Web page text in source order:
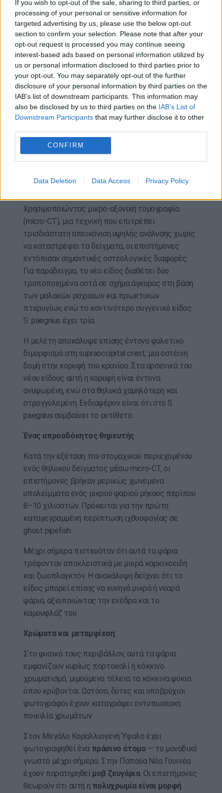
If you wish to opt-out of the sale, sharing to third parties, or
processing of your personal or sensitive information for
targeted advertising by us, please use the below opt-out
section to confirm your selection. Please note that after your
opt-out request is processed you may continue seeing
interest-based ads based on personal information utilized by
us or personal information disclosed to third parties prior to
your opt-out. You may separately opt-out of the further
disclosure of your personal information by third parties on the
IAB’s list of downstream participants. This information may
also be disclosed by us to third parties on the IAB’s List of
Downstream Participants that may further disclose it to other
CONFIRM
Data Deletion Data Access Privacy Policy
παρουσία άφθονων επιμηκυμένων νηματοειδών
προεκτάσεων του δέρματος, που του δίνουν μια
ιδιαίτερα «τριχωτή» όψη, ειδικά στο ρύγχος, τις
γνάθους, το κεφάλι και τις άκρες των πτερυγίων.
Αυτή η «γούνα» δεν είναι πραγματική τρίχα,
αλλά δερματικές προεκτάσειςπου βοηθούν το
ψάρι να αναμειγνύεται με τα νηματοειδή κόκκινα
φύκια όπου ζει.
Το σώμα του είναι συμπαγές και αρκετά ψηλό στο
μπροστινό μέρος, ενώ στενεύει προς την ουρά. Τα
δείγματα που μελετήθηκαν είχαν συνολικά 36
σπονδύλους — περισσότερους από κάθε άλλο
Χρησιμοποιώντας μικρο-αξονική τομογραφία
(micro-CT), μια τεχνική που επιτρέπει
τρισδιάστατη απεικόνιση υψηλής ανάλυσης χωρίς
να καταστρέφει τα δείγματα, οι επιστήμονες
εντόπισαν σημαντικές οστεολογικές διαφορές.
Για παράδειγμα, το νέο είδος διαθέτει δύο
τροποποιημένα οστά σε σχήμα άγκυρας στη βάση
των μαλακών ραχιαίων και πρωκτικών
πτερυγίων, ενώ το κοντινότερο συγγενικό είδος
S. paegnius έχει τρία.
Η μελέτη αποκάλυψε επίσης έντονο φυλετικό
διμορφισμό στη supraoccipital crest, μια οστέινη
δομή στην κορυφή του κρανίου. Στα αρσενικά του
νέου είδους αυτή η κορυφή είναι έντονα
ανυψωμένη, ενώ στα θηλυκά χαμηλότερη και
στρογγυλεμένη. Ενδιαφέρον είναι ότι στο S.
paegnius συμβαίνει το αντίθετο.
Ένας απροσδόκητος θηρευτής
Κατά την εξέταση του στομαχικού περιεχομένου
ενός θηλυκού δείγματος μέσω micro-CT, οι
επιστήμονες βρήκαν μερικώς χωνεμένα
υπολείμματα ενός μικρού ψαριού μήκους περίπου
8–10 χιλιοστών. Πρόκειται για την πρώτη
καταγεγραμμένη περίπτωση ιχθυοφαγίας σε
ghost pipefish.
Μέχρι σήμερα πιστευόταν ότι αυτά τα ψάρια
τρέφονταν αποκλειστικά με μικρά καρκινοειδή
και ζωοπλαγκτόν. Η ανακάλυψη δείχνει ότι το
είδος μπορεί επίσης να κυνηγά μικρά ή νεαρά
ψάρια, αξιοποιώντας την ενέδρα και το
καμουφλάζ του.
Χρώματα και μεταμφίεση
Στο φυσικό τους περιβάλλον, αυτά τα ψάρια
εμφανίζουν κυρίως πορτοκαλί ή κόκκινο
χρωματισμό, μιμούμενα τέλεια τα κόκκινα φύκια
όπου κρύβονται. Ωστόσο, δύτες και υποβρύχιοι
φωτογράφοι έχουν καταγράψει εντυπωσιακή
ποικιλία χρωμάτων.
Στον Μεγάλο Κοραλλιογενή Ύφαλο έχει
φωτογραφηθεί ένα πράσινο άτομο — το μοναδικό
γνωστό μέχρι σήμερα. Στην Παπούα Νέα Γουινέα
έχουν παρατηρηθεί μοβ ζευγάρια. Οι επιστήμονες
θεωρούν ότι αυτή η πολυχρωμία είναι μορφή